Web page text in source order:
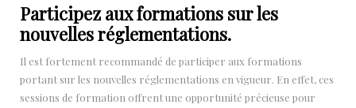
Participez aux formations sur les
nouvelles réglementations.
Il est fortement recommandé de participer aux formations
portant sur les nouvelles réglementations en vigueur. En effet, ces
sessions de formation offrent une opportunité précieuse pour